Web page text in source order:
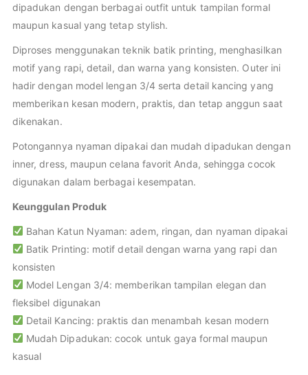
dipadukan dengan berbagai outfit untuk tampilan formal
maupun kasual yang tetap stylish.
Diproses menggunakan teknik batik printing, menghasilkan
motif yang rapi, detail, dan warna yang konsisten. Outer ini
hadir dengan model lengan 3/4 serta detail kancing yang
memberikan kesan modern, praktis, dan tetap anggun saat
dikenakan.
Potongannya nyaman dipakai dan mudah dipadukan dengan
inner, dress, maupun celana favorit Anda, sehingga cocok
digunakan dalam berbagai kesempatan.
Keunggulan Produk
Bahan Katun Nyaman: adem, ringan, dan nyaman dipakai
Batik Printing: motif detail dengan warna yang rapi dan
konsisten
Model Lengan 3/4: memberikan tampilan elegan dan
fleksibel digunakan
Detail Kancing: praktis dan menambah kesan modern
Mudah Dipadukan: cocok untuk gaya formal maupun
kasual